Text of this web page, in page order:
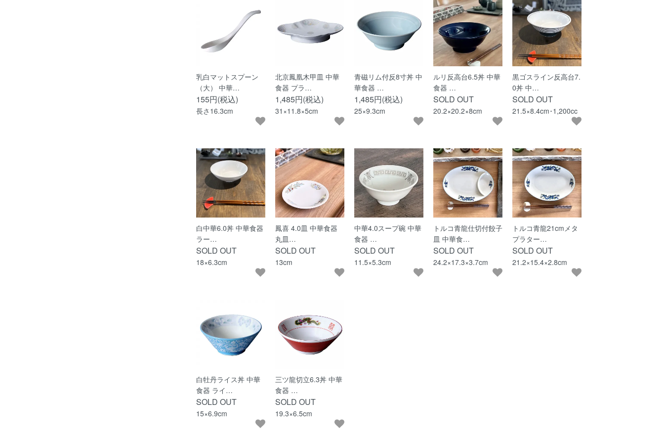
乳白マットスプーン
（大） 中華…
155円(税込)
長さ16.3cm
北京鳳凰木甲皿 中華
食器 プラ…
1,485円(税込)
31×11.8×5cm
青磁リム付反8寸丼 中
華食器 …
1,485円(税込)
25×9.3cm
ルリ反高台6.5丼 中華
食器 …
SOLD OUT
20.2×20.2×8cm
黒ゴスライン反高台7.
0丼 中…
SOLD OUT
21.5×8.4cm･1,200cc
白中華6.0丼 中華食器
ラー…
SOLD OUT
18×6.3cm
鳳喜 4.0皿 中華食器
丸皿…
SOLD OUT
13cm
中華4.0スープ碗 中華
食器 …
SOLD OUT
11.5×5.3cm
トルコ青龍仕切付餃子
皿 中華食…
SOLD OUT
24.2×17.3×3.7cm
トルコ青龍21cmメタ
プラター…
SOLD OUT
21.2×15.4×2.8cm
白牡丹ライス丼 中華
食器 ライ…
SOLD OUT
15×6.9cm
三ツ龍切立6.3丼 中華
食器 …
SOLD OUT
19.3×6.5cm